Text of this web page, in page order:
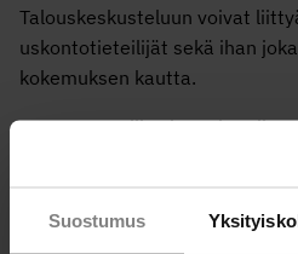
Suostumus
Talouskeskusteluun voivat
uskontotieteilijät sekä ihan
kokemuksen kautta.
Katso paneelikeskustelu
Kestävä talousosaaminen
Teatteriesitystä ei